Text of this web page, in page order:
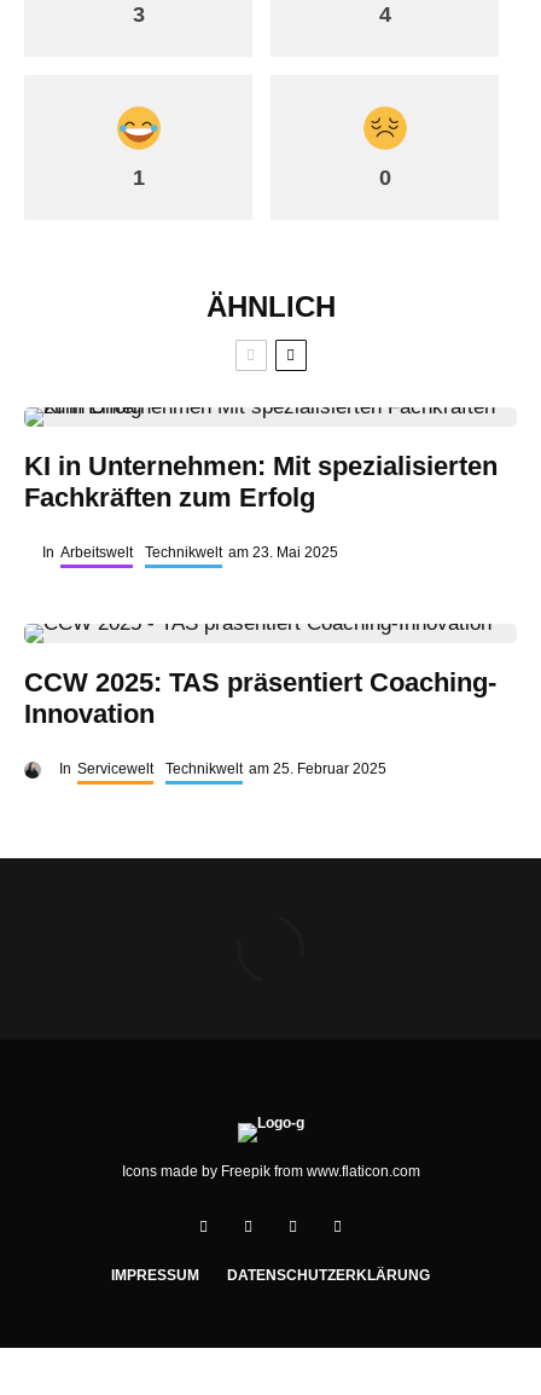
3 4
1 0
ÄHNLICH
KI in Unternehmen: Mit spezialisierten
Fachkräften zum Erfolg
In Arbeitswelt Technikwelt am 23. Mai 2025
CCW 2025: TAS präsentiert Coaching-
Innovation
In Servicewelt Technikwelt am 25. Februar 2025
Icons made by Freepikfrom www.flaticon.com
IMPRESSUM DATENSCHUTZERKLÄRUNG